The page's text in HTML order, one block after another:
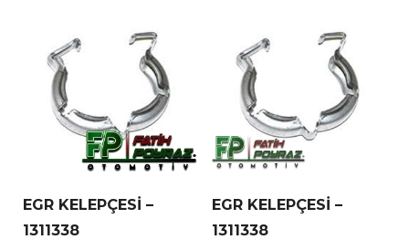
EGR KELEPÇESİ –
1311338
EGR KELEPÇESİ –
1311338